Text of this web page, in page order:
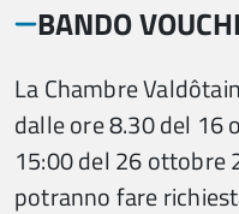
BANDO
La Chambre
dalle ore 8.30 del 16
15:00 del 26 ottobre
potranno fare